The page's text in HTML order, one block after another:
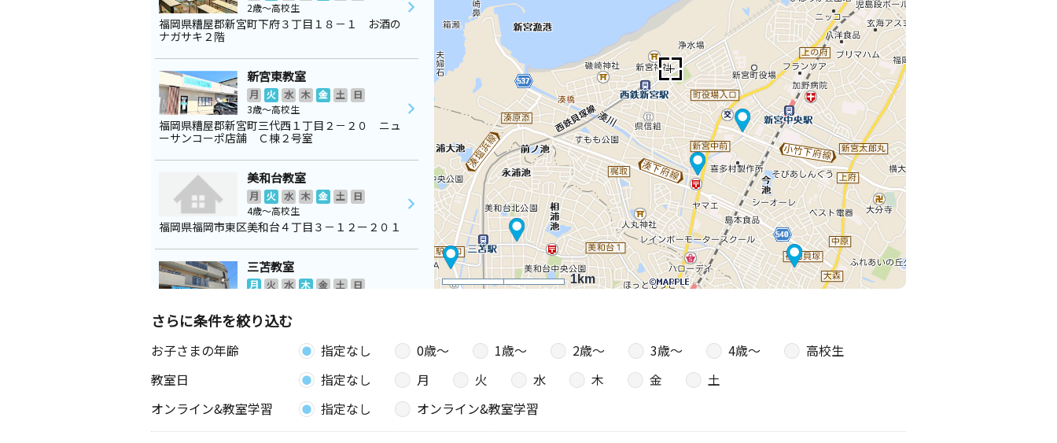
1km
2歳～高校生
福岡県糟屋郡新宮町下府３丁目１８－１ お酒の
ナガサキ２階
新宮東教室
月 火 水 木 金 土
日
3歳～高校生
福岡県糟屋郡新宮町三代西１丁目２－２０ ニュ
ーサンコーポ店舗 Ｃ棟２号室
美和台教室
月 火 水 木 金 土
日
4歳～高校生
福岡県福岡市東区美和台４丁目３－１２ー２０１
三苫教室
月 火 水 木 金 土
日
福岡県福岡市東区三苫６丁目１－３０ 三苫ハイ
ツ１号館１階１０２
さらに条件を絞り込む
お子さまの年齢 指定なし 0歳〜 1歳〜 2歳〜 3歳〜 4歳〜
高校生
教室日
指定なし 月 火 水 木 金
土
オンライン&教室学習
指定なし オンライン&教室学習